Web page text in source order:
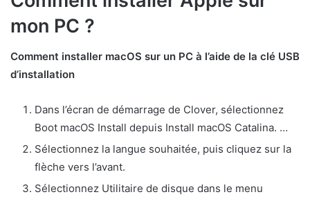
mon PC ?
Comment installer macOS sur un PC à l’aide de la clé USB
d’installation
Dans l’écran de démarrage de Clover, sélectionnez
Boot macOS Install depuis Install macOS Catalina. …
Sélectionnez la langue souhaitée, puis cliquez sur la
flèche vers l’avant.
Sélectionnez Utilitaire de disque dans le menu